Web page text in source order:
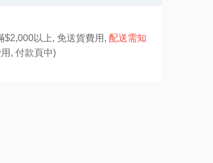
$2,000以上, 免送貨費用, 配送需知
, 付款頁中)